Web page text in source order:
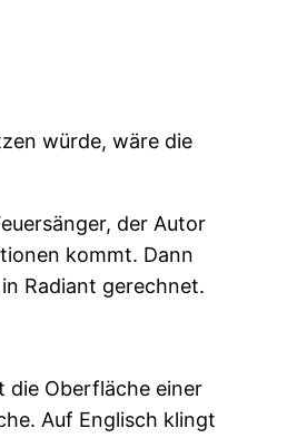
würde, wäre die
der Autor
kommt. Dann
Radiant gerechnet.
die Oberfläche einer
Auf Englisch klingt